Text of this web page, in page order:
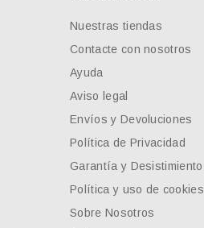
Nuestras tiendas
Contacte con nosotros
Ayuda
Aviso legal
Envíos y Devoluciones
Política de Privacidad
Garantía y Desistimiento
Política y uso de cookies
Sobre Nosotros